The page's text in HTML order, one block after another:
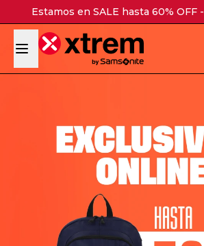
Estamos en SALE hasta 60% OFF -